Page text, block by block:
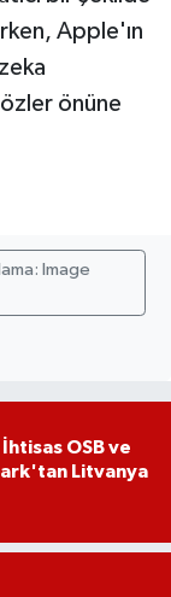
Apple'ın
önüne
Image
OSB ve
Litvanya